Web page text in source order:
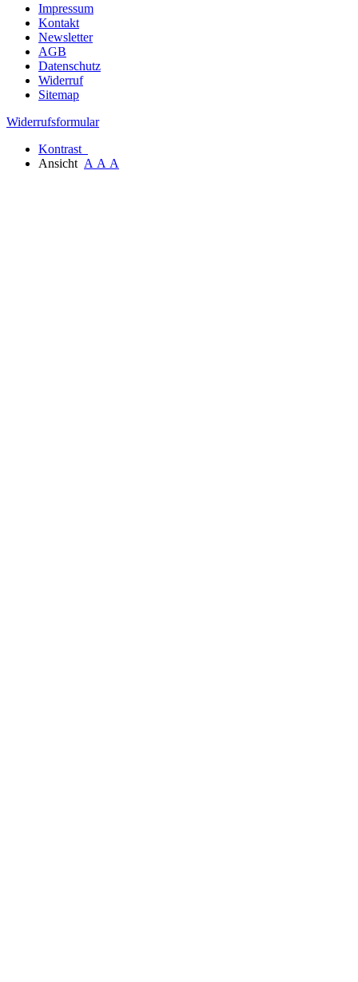
Impressum
Kontakt
Newsletter
AGB
Datenschutz
Widerruf
Sitemap
Widerrufsformular
Kontrast
Ansicht A A A